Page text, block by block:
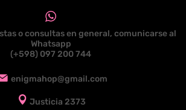
o consultas en general, comunicarse al
Whatsapp
(+598) 097 200 744
enigmahop@gmail.com
Justicia 2373